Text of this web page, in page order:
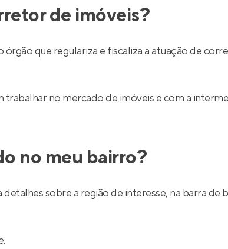
de imóveis?
que regulariza e fiscaliza a atuação de
no mercado de imóveis e com a
no meu bairro?
sobre a região de interesse, na barra de